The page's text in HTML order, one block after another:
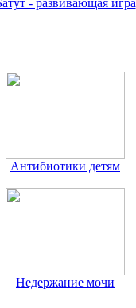
Антибиотики детям
Недержание мочи